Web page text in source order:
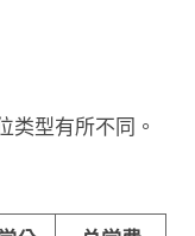
类型有所不同。